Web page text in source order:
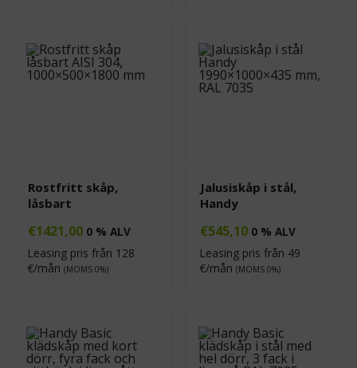
Rostfritt skåp,
låsbart
€1421,00 0 % ALV
Leasing pris från 128
€/mån (MOMS 0%)
Jalusiskåp i stål,
Handy
€545,10 0 % ALV
Leasing pris från 49
€/mån (MOMS 0%)